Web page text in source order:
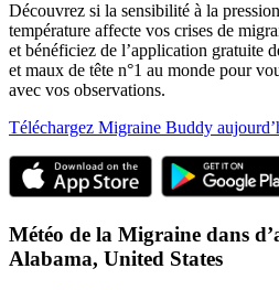
Découvrez si la sensibilité à la
température affecte vos crises de
et bénéficiez de l’application gratuite
et maux de tête n°1 au monde pour
avec vos observations.
Téléchargez Migraine Buddy
Météo de la Migraine dans
Alabama, United States